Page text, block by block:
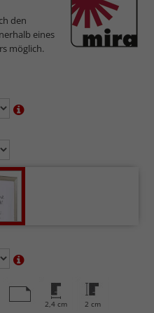
den
eines
möglich.
2,4 cm 2 cm